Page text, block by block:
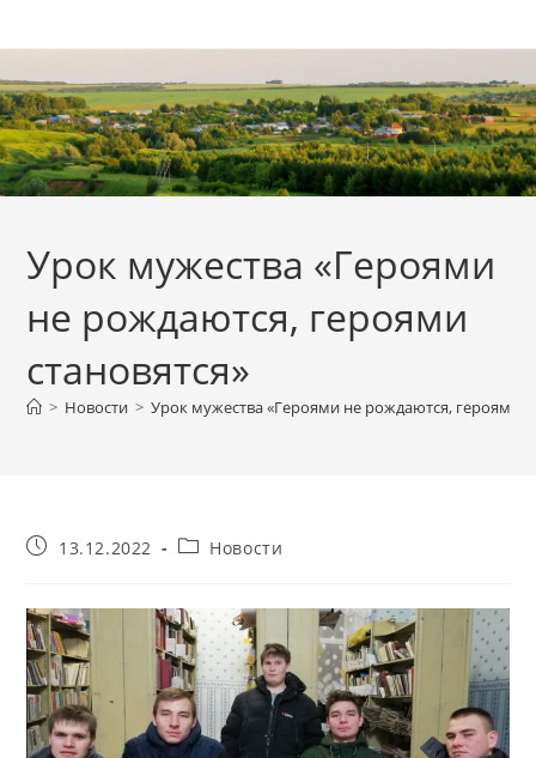
к
содержимому
Урок мужества «Героями
не рождаются, героями
становятся»
> Новости > Урок мужества «Героями не рождаются, героями
Запись13.12.2022
Рубрика
Новости